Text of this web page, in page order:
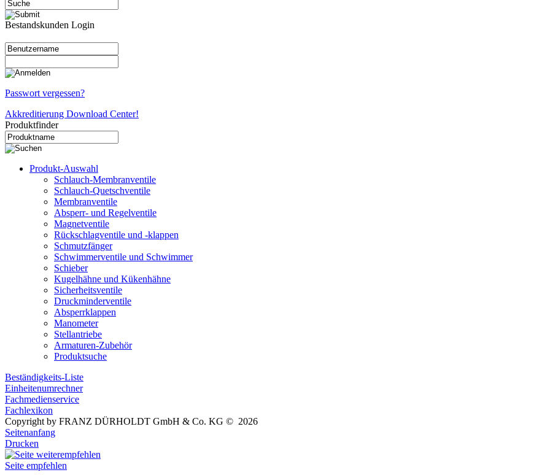
Bestandskunden Login
Passwort vergessen?
Akkreditierung Download Center!
Produktfinder
Produkt-Auswahl
Schlauch-Membranventile
Schlauch-Quetschventile
Membranventile
Absperr- und Regelventile
Magnetventile
Rückschlagventile und -klappen
Schmutzfänger
Schwimmerventile und Schwimmer
Schieber
Kugelhähne und Kükenhähne
Sicherheitsventile
Druckminderventile
Absperrklappen
Manometer
Stellantriebe
Armaturen-Zubehör
Produktsuche
Beständigkeits-Liste
Einheitenumrechner
Fachmedienservice
Fachlexikon
Copyright by FRANZ DÜRHOLDT GmbH & Co. KG © 2026
Seitenanfang
Drucken
Seite empfehlen